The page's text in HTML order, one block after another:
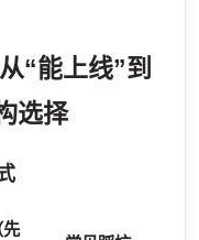
“能上线”到
选择
先